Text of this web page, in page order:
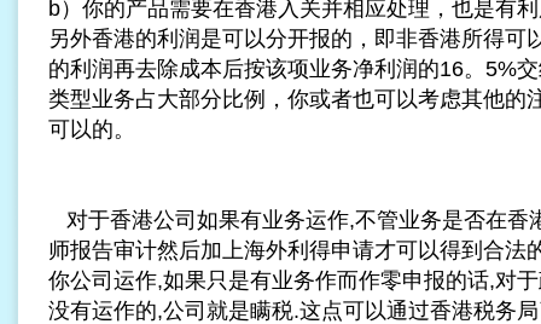
b）你的产品需要在香港入关并相应处理，也是有
另外香港的利润是可以分开报的，即非香港所得可
的利润再去除成本后按该项业务净利润的16。5%
类型业务占大部分比例，你或者也可以考虑其他的
可以的。
对于香港公司如果有业务运作,不管业务是否在香
师报告审计然后加上海外利得申请才可以得到合法
你公司运作,如果只是有业务作而作零申报的话,对
没有运作的,公司就是瞒税.这点可以通过香港税务